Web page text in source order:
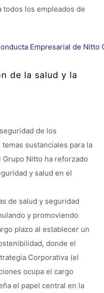
todos los empleados de
Empresarial de Nitto
de la salud y la
de los
sustanciales para la
Nitto ha reforzado
y salud en el
de salud y seguridad
y promoviendo
plazo al establecer un
donde el
Corporativa (el
ocupa el cargo
el papel central en la